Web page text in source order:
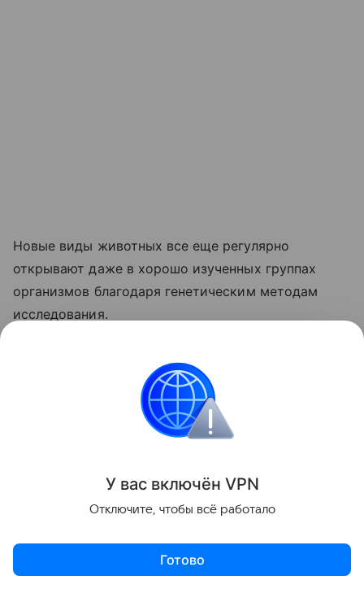
Новые виды животных все еще регулярно
открывают даже в хорошо изученных группах
организмов благодаря генетическим методам
исследования.
Недавно российские ученые также
новые виды моллюсков в Мьянме, что
дополнительно подтверждает уникальное
биоразнообразие Индокитая.
Между теми в России отмечено активное
распространение гигантских китайских
гости с Востока скоро вытеснят местные виды.
У вас включён VPN
Отключите, чтобы всё работало
Готово